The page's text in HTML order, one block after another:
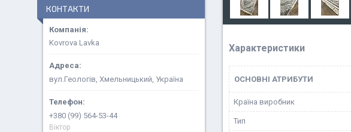
Характеристики
ОСНОВНІ АТРИБУТИ
Країна виробник
Тип
КОНТАКТИ
Kovrova Lavka
вул.Геологів, Хмельницький, Україна
+380 (99) 564-53-44
Віктор